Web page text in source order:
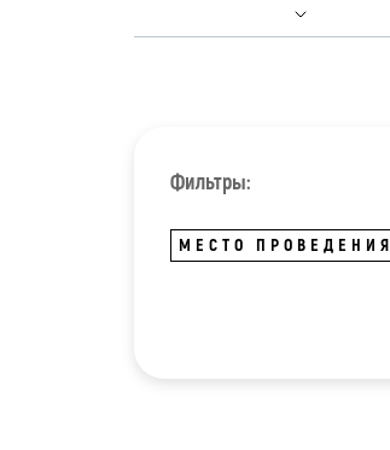
Фильтры:
МЕСТО ПРОВЕДЕНИЯ